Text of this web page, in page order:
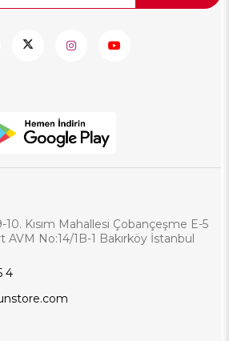
Kısım Mahallesi Çobançeşme E-5
AVM No:14/1B-1 Bakırköy İstanbul
4